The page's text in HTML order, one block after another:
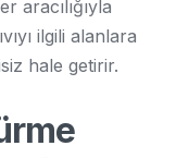
aracılığıyla
ilgili alanlara
hale getirir.